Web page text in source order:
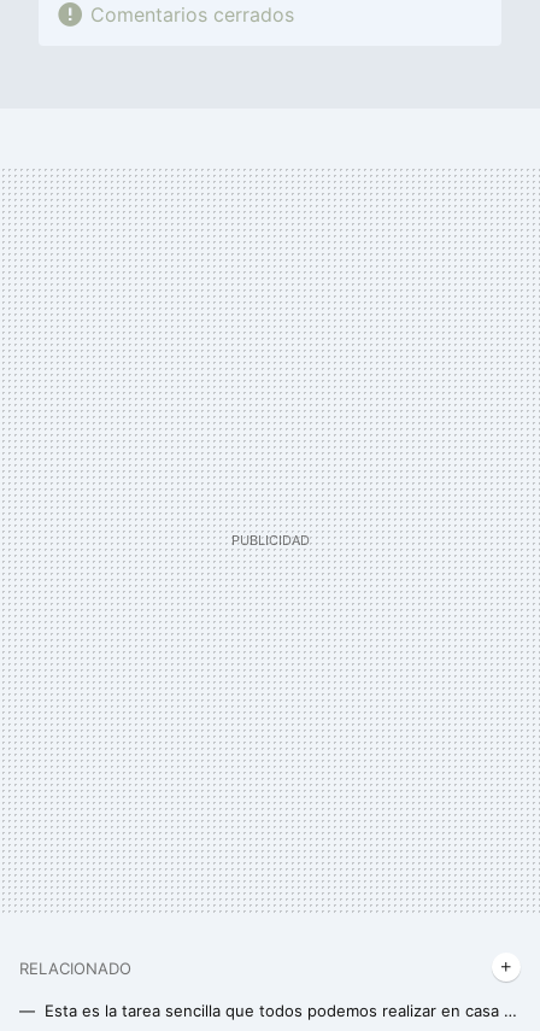
Comentarios cerrados
RELACIONADO
Esta es la tarea sencilla que todos podemos realizar en casa para mejorar nuestra memoria y aprendizaje